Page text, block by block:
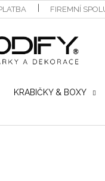
FIREMNÍ
KRABIČKY & BOXY